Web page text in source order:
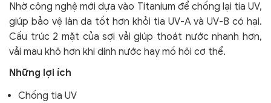
Nhờ công nghệ mới dựa vào Titanium để chống lại tia UV,
giúp bảo vệ làn da tốt hơn khỏi tia UV-A và UV-B có hại.
Cấu trúc 2 mặt của sợi vải giúp thoát nước nhanh hơn,
vải mau khô hơn khi dính nước hay mồ hôi cơ thể.
Những lợi ích
Chống tia UV